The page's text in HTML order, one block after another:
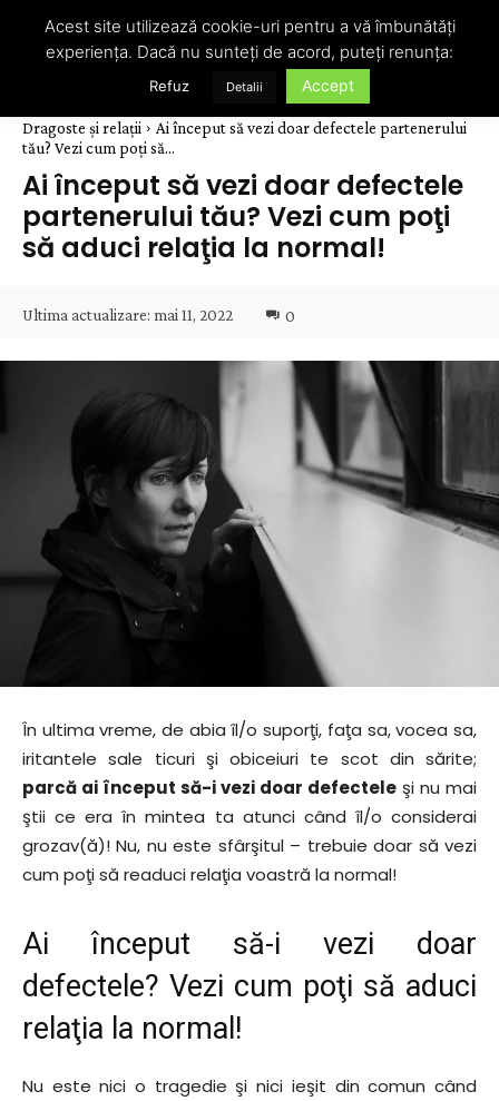
Dragoste și relații
Ai început să vezi doar defectele partenerului
tău? Vezi cum poţi să...
Ai început să vezi doar defectele
partenerului tău? Vezi cum poţi
să aduci relaţia la normal!
Ultima actualizare: mai 11, 2022 0
În ultima vreme, de abia îl/o suporţi, faţa sa, vocea sa,
iritantele sale ticuri şi obiceiuri te scot din sărite;
parcă ai început să-i vezi doar defectele şi nu mai
ştii ce era în mintea ta atunci când îl/o considerai
grozav(ă)! Nu, nu este sfârşitul – trebuie doar să vezi
cum poţi să readuci relaţia voastră la normal!
Ai început să-i vezi doar
defectele? Vezi cum poţi să aduci
relaţia la normal!
Nu este nici o tragedie şi nici ieşit din comun când
Acest site utilizează cookie-uri pentru a vă îmbunătăți
experiența. Dacă nu sunteți de acord, puteți renunța:
Refuz Detalii Accept